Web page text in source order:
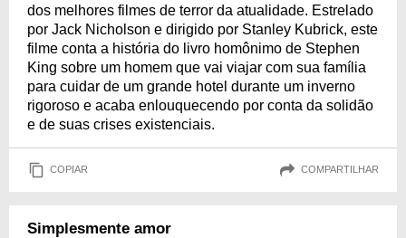
dos melhores filmes de terror da atualidade. Estrelado
por Jack Nicholson e dirigido por Stanley Kubrick, este
filme conta a história do livro homônimo de Stephen
King sobre um homem que vai viajar com sua família
para cuidar de um grande hotel durante um inverno
rigoroso e acaba enlouquecendo por conta da solidão
e de suas crises existenciais.
COPIAR COMPARTILHAR
Simplesmente amor